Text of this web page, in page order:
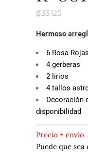
₡33,125
Hermoso
6 Rosa Rojas
4 gerberas
2 lirios
4 tallos
Decoración
disponibilidad
Precio + envío
Puede que